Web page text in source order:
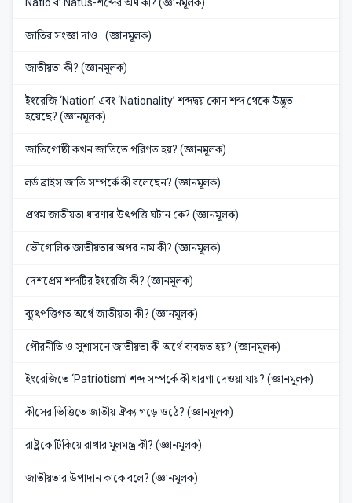
জাতির সংজ্ঞা দাও। (জ্ঞানমূলক)
জাতীয়তা কী? (জ্ঞানমূলক)
ইংরেজি ‘Nation’ এবং ‘Nationality’ শব্দদ্বয় কোন শব্দ থেকে উদ্ভূত
হয়েছে? (জ্ঞানমূলক)
জাতিগোষ্ঠী কখন জাতিতে পরিণত হয়? (জ্ঞানমূলক)
লর্ড ব্রাইস জাতি সম্পর্কে কী বলেছেন? (জ্ঞানমূলক)
প্রথম জাতীয়তা ধারণার উৎপত্তি ঘটান কে? (জ্ঞানমূলক)
ভৌগোলিক জাতীয়তার অপর নাম কী? (জ্ঞানমূলক)
দেশপ্রেম শব্দটির ইংরেজি কী? (জ্ঞানমূলক)
ব্যুৎপত্তিগত অর্থে জাতীয়তা কী? (জ্ঞানমূলক)
পৌরনীতি ও সুশাসনে জাতীয়তা কী অর্থে ব্যবহৃত হয়? (জ্ঞানমূলক)
ইংরেজিতে ‘Patriotism’ শব্দ সম্পর্কে কী ধারণা দেওয়া যায়? (জ্ঞানমূলক)
কীসের ভিত্তিতে জাতীয় ঐক্য গড়ে ওঠে? (জ্ঞানমূলক)
রাষ্ট্রকে টিকিয়ে রাখার মূলমন্ত্র কী? (জ্ঞানমূলক)
জাতীয়তার উপাদান কাকে বলে? (জ্ঞানমূলক)